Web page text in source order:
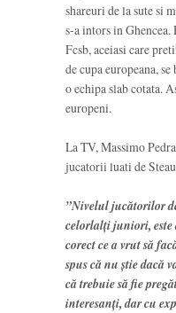
shareuri de la sute si
s-a intors in
Fcsb, aceiasi care
de cupa europeana,
o echipa slab cotata.
europeni.
La TV, Massimo
jucatorii luati de
”Nivelul jucătorilor
celorlalți juniori, este
corect ce a vrut să
spus că nu știe dacă
că trebuie să fie
interesanți, dar cu